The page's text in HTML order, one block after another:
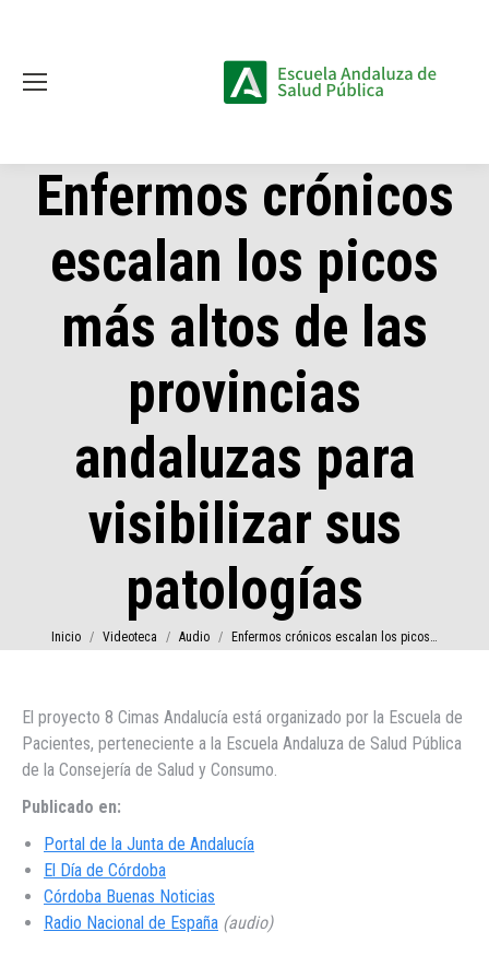
Enfermos crónicos
escalan los picos
más altos de las
provincias
andaluzas para
visibilizar sus
patologías
Estás aquí:
Inicio Videoteca Audio Enfermos crónicos escalan los picos…
El proyecto 8 Cimas Andalucía está organizado por la Escuela de
Pacientes, perteneciente a la Escuela Andaluza de Salud Pública
de la Consejería de Salud y Consumo.
Publicado en:
Portal de la Junta de Andalucía
El Día de Córdoba
Córdoba Buenas Noticias
Radio Nacional de España (audio)